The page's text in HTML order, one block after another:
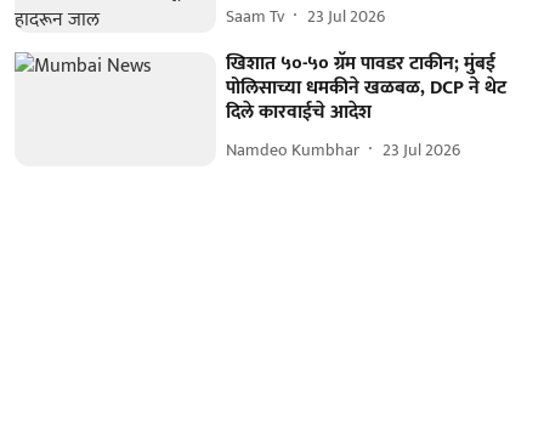
Saam Tv 23 Jul 2026
खिशात ५०-५० ग्रॅम पावडर टाकीन; मुंबई
पोलिसाच्या धमकीने खळबळ, DCP ने थेट
दिले कारवाईचे आदेश
Namdeo Kumbhar 23 Jul 2026